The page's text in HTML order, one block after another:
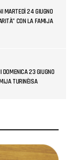
MARTEDÌ 24 GIUGNO
CON LA FAMIJA
DOMENICA 23 GIUGNO
TURINÈISA